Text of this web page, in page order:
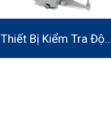
Thiết Bị Kiểm Tra Độ